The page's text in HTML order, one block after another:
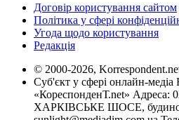
Договір користування сайтом
Політика у сфері
Угода щодо користування
Редакція
© 2000-2026,
Суб'єкт у сфері онлайн-медіа
«КореспонденТ.net» Адреса:
ХАРКІВСЬКЕ ШОСЕ, будинок